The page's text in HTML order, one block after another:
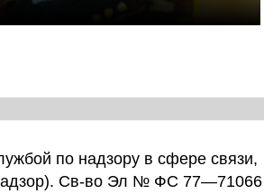
по надзору в сфере связи,
Св-во Эл № ФС 77—71066